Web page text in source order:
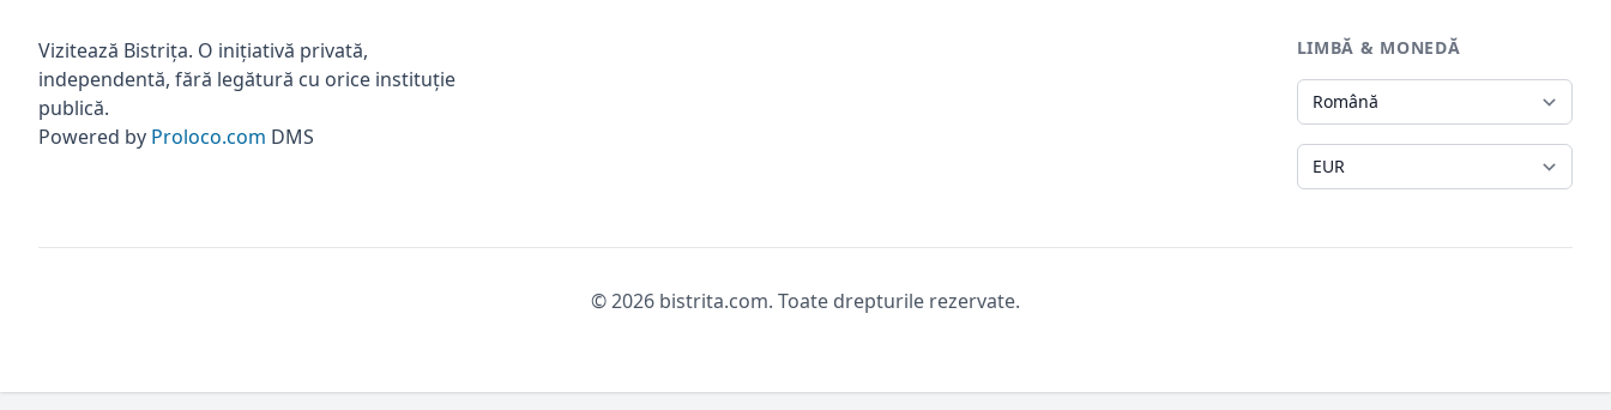
Vizitează Bistrița. O inițiativă privată,
independentă, fără legătură cu orice instituție
publică.
Powered by Proloco.com DMS
LIMBĂ & MONEDĂ
Limbă
Monedă
© 2026 bistrita.com. Toate drepturile rezervate.